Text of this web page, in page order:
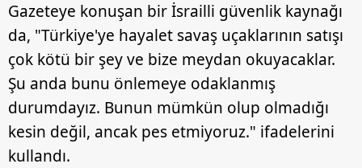
Gazeteye konuşan bir İsrailli güvenlik kaynağı
da, "Türkiye'ye hayalet savaş uçaklarının satışı
çok kötü bir şey ve bize meydan okuyacaklar.
Şu anda bunu önlemeye odaklanmış
durumdayız. Bunun mümkün olup olmadığı
kesin değil, ancak pes etmiyoruz." ifadelerini
kullandı.